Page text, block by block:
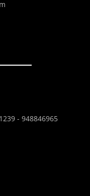
- 948846965